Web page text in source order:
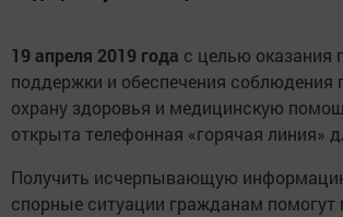
19 апреля 2019 года с целью оказания
поддержки и обеспечения соблюдения
охрану здоровья и медицинскую
открыта телефонная «горячая линия»
Получить исчерпывающую
спорные ситуации гражданам помогут